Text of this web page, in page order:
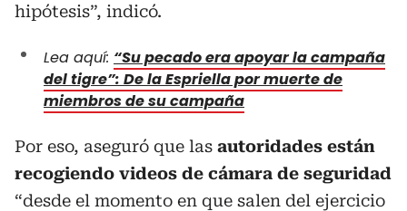
hipótesis”, indicó.
Lea aquí: “Su pecado era apoyar la campaña
del tigre”: De la Espriella por muerte de
miembros de su campaña
Por eso, aseguró que las autoridades están
recogiendo videos de cámara de seguridad
“desde el momento en que salen del ejercicio